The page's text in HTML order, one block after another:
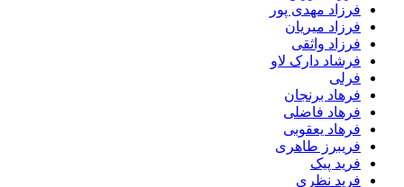
فرزاد مهدی پور
فرزاد میریان
فرزاد واثقی
فرشاد دارک لاو
فرلی
فرهاد برنجان
فرهاد فاضلی
فرهاد یعقوبی
فریبرز طاهری
فرید پیک
فرید نظری